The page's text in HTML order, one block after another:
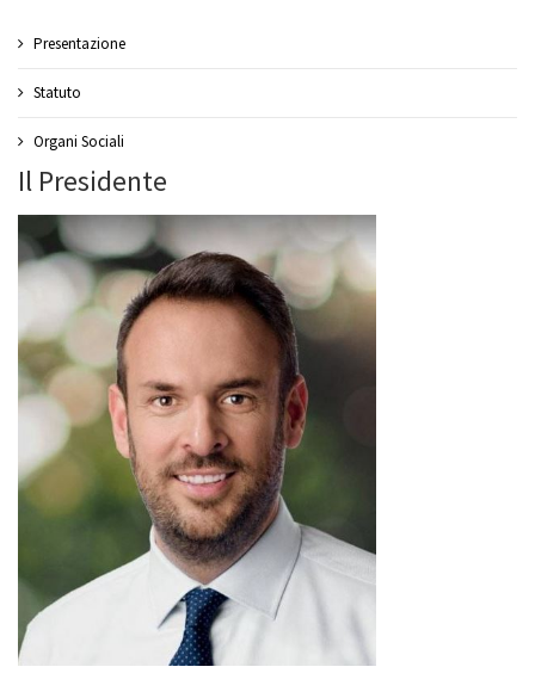
Presentazione
Statuto
Organi Sociali
Il Presidente